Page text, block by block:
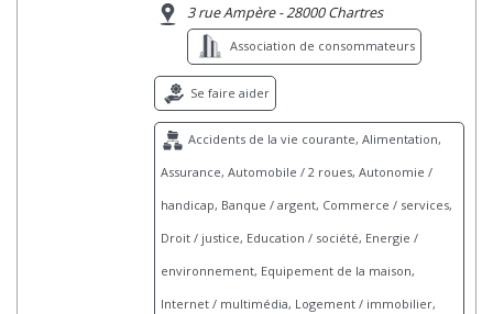
3 rue Ampère - 28000 Chartres
Association de consommateurs
Se faire aider
Accidents de la vie courante, Alimentation,
Assurance, Automobile / 2 roues, Autonomie /
handicap, Banque / argent, Commerce / services,
Droit / justice, Education / société, Energie /
environnement, Equipement de la maison,
Internet / multimédia, Logement / immobilier,